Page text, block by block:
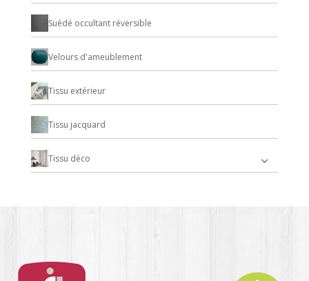
Suédé occultant réversible
Velours d'ameublement
Tissu extérieur
Tissu jacquard
Tissu déco